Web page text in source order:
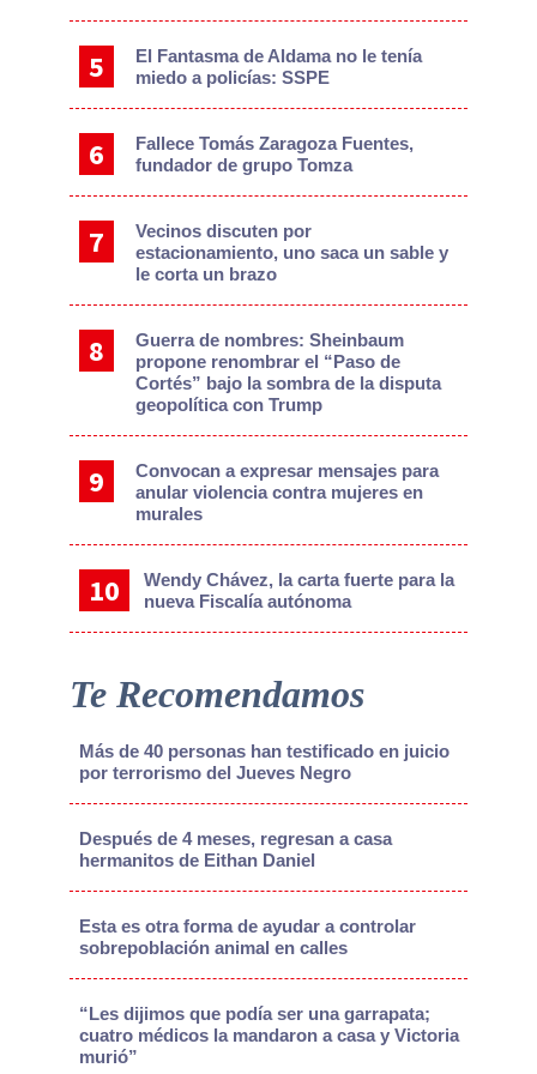
El Fantasma de Aldama no le tenía
miedo a policías: SSPE
Fallece Tomás Zaragoza Fuentes,
fundador de grupo Tomza
Vecinos discuten por
estacionamiento, uno saca un sable y
le corta un brazo
Guerra de nombres: Sheinbaum
propone renombrar el “Paso de
Cortés” bajo la sombra de la disputa
geopolítica con Trump
Convocan a expresar mensajes para
anular violencia contra mujeres en
murales
Wendy Chávez, la carta fuerte para la
nueva Fiscalía autónoma
Te Recomendamos
Más de 40 personas han testificado en juicio
por terrorismo del Jueves Negro
Después de 4 meses, regresan a casa
hermanitos de Eithan Daniel
Esta es otra forma de ayudar a controlar
sobrepoblación animal en calles
“Les dijimos que podía ser una garrapata;
cuatro médicos la mandaron a casa y Victoria
murió”